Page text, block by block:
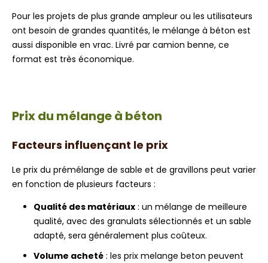
Pour les projets de plus grande ampleur ou les utilisateurs
ont besoin de grandes quantités, le mélange à béton est
aussi disponible en vrac. Livré par camion benne, ce
format est très économique.
Prix du mélange à béton
Facteurs influençant le prix
Le prix du prémélange de sable et de gravillons peut varier
en fonction de plusieurs facteurs :
Qualité des matériaux : un mélange de meilleure
qualité, avec des granulats sélectionnés et un sable
adapté, sera généralement plus coûteux.
Volume acheté : les prix melange beton peuvent